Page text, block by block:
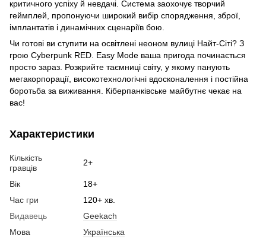
критичного успіху й невдачі. Система заохочує творчий
геймплей, пропонуючи широкий вибір спорядження, зброї,
імплантатів і динамічних сценаріїв бою.
Чи готові ви ступити на освітлені неоном вулиці Найт-Сіті? З
грою Cyberpunk RED. Easy Mode ваша пригода починається
просто зараз. Розкрийте таємниці світу, у якому панують
мегакорпорації, високотехнологічні вдосконалення і постійна
боротьба за виживання. Кіберпанківське майбутнє чекає на
вас!
Характеристики
Кількість
гравців
2+
Вік
18+
Час гри
120+ хв.
Видавець
Geekach
Мова
Українська